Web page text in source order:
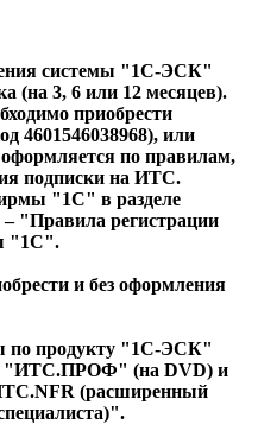
системы "1С-ЭСК"
(на 3, 6 или 12 месяцев).
приобрести
4601546038968), или
по правилам,
подписки на ИТС.
"1С" в разделе
"Правила регистрации
"1С".
и без оформления
по продукту "1С-ЭСК"
"ИТС.ПРОФ" (на DVD) и
(расширенный